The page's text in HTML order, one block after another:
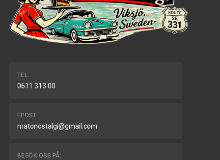
TEL.
0611 313 00
EPOST:
matonostalgi@gmail.com
BESÖK OSS PÅ: